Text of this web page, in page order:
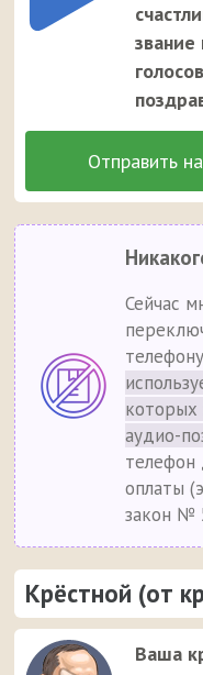
Сейчас
которых
аудио-
телефон
оплаты
закон №
Крёстной (от
Ваша